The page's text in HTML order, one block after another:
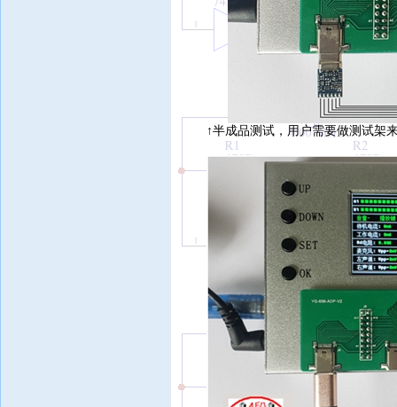
↑半成品测试，用户需要做测试架